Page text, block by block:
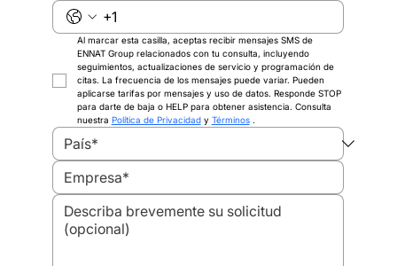
Al marcar esta casilla, aceptas recibir mensajes SMS de
ENNAT Group relacionados con tu consulta, incluyendo
seguimientos, actualizaciones de servicio y programación de
citas. La frecuencia de los mensajes puede variar. Pueden
aplicarse tarifas por mensajes y uso de datos. Responde STOP
para darte de baja o HELP para obtener asistencia. Consulta
nuestra Política de Privacidad y Términos .